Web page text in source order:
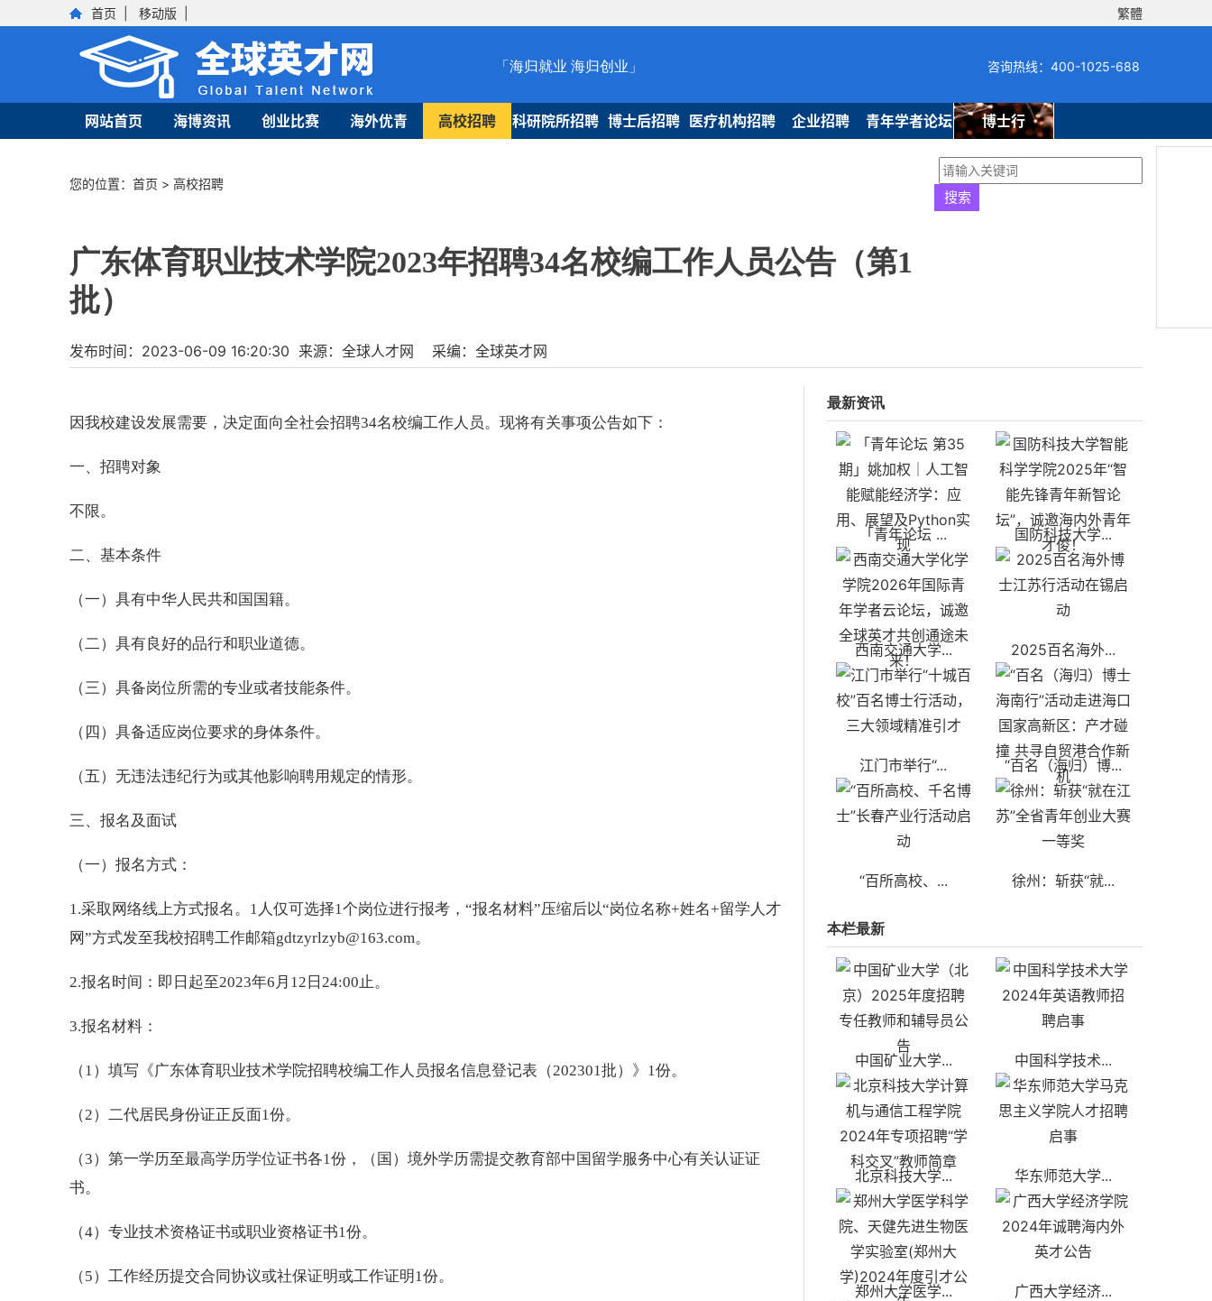
繁體
首页 移动版
「海归就业 海归创业」 咨询热线：400-1025-688
网站首页 海博资讯 创业比赛 海外优青 高校招聘 科研院所招聘 博士后招聘 医疗机构招聘 企业招聘 青年学者论坛 博士行
您的位置： 首页 > 高校招聘
广东体育职业技术学院2023年招聘34名校编工作人员公告（第1
批）
发布时间：2023-06-09 16:20:30 来源：全球人才网 采编：全球英才网
因我校建设发展需要，决定面向全社会招聘34名校编工作人员。现将有关事项公告如下：
一、招聘对象
不限。
二、基本条件
（一）具有中华人民共和国国籍。
（二）具有良好的品行和职业道德。
（三）具备岗位所需的专业或者技能条件。
（四）具备适应岗位要求的身体条件。
（五）无违法违纪行为或其他影响聘用规定的情形。
三、报名及面试
（一）报名方式：
1.采取网络线上方式报名。1人仅可选择1个岗位进行报考，“报名材料”压缩后以“岗位名称+姓名+留学人才
网”方式发至我校招聘工作邮箱gdtzyrlzyb@163.com。
2.报名时间：即日起至2023年6月12日24:00止。
3.报名材料：
（1）填写《广东体育职业技术学院招聘校编工作人员报名信息登记表（202301批）》1份。
（2）二代居民身份证正反面1份。
（3）第一学历至最高学历学位证书各1份，（国）境外学历需提交教育部中国留学服务中心有关认证证
书。
（4）专业技术资格证书或职业资格证书1份。
（5）工作经历提交合同协议或社保证明或工作证明1份。
最新资讯
「青年论坛 ... 国防科技大学...
西南交通大学... 2025百名海外...
江门市举行“... “百名（海归）博...
“百所高校、... 徐州：斩获“就...
本栏最新
中国矿业大学... 中国科学技术...
北京科技大学... 华东师范大学...
郑州大学医学... 广西大学经济...